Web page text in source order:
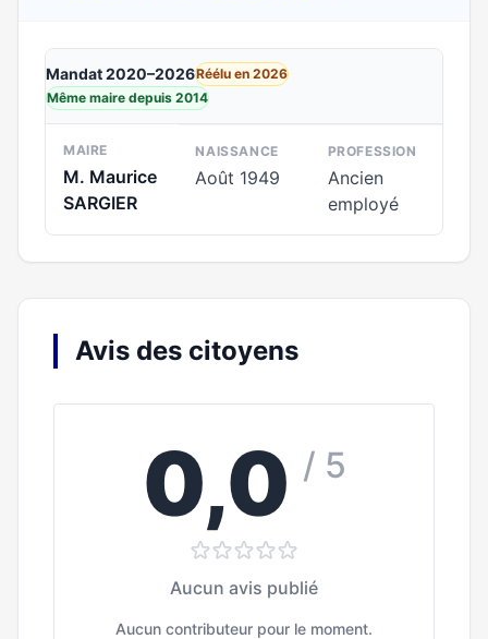
Mandat 2020–2026Réélu en 2026
Même maire depuis 2014
MAIRE
M. Maurice
SARGIER
NAISSANCE
Août 1949
PROFESSION
Ancien
employé
Avis des citoyens
0,0 / 5
Aucun avis publié
Aucun contributeur pour le moment.